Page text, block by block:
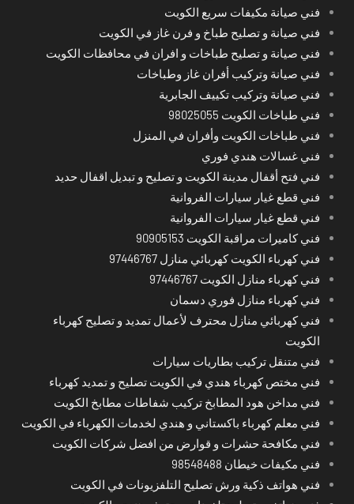
فني صيانة مكيفات سريع الكويت
فني صيانة و تصليح طباخ و فرن غاز في الكويت
فني صيانة و تصليح طباخات و افران في محافظات الكويت
فني صيانة وتركيب أفران غاز وطباخات
فني صيانة وتركيب تكييف الجابرية
فني طباخات الكويت 98025055
فني طباخات الكويت وأفران في المنزل
فني غسالات هندي فوري
فني فتح أقفال مدينة الكويت و تصليح و تبديل اقفال حديد
فني قطع غيار سيارات الفروانية
فني قطع غيار سيارات الفروانية
فني كاميرات مراقبة الكويت 90905153
فني كهرباء الكويت كهربائي منازل 97446767
فني كهرباء منازل الكويت 97446767
فني كهرباء منازل فوري دسمان
فني كهربائي منازل محترف لأعمال تمديد و تصليح كهرباء
الكويت
فني متنقل تركيب بطاريات سيارات
فني مختص كهرباء هندي في الكويت تصليح و تمديد كهرباء
فني مداخن هود المطابخ تركيب شفاطات مطابخ الكويت
فني معلم كهرباء باكستاني و هندي لخدمات الكهرباء في الكويت
فني مكافحة حشرات و قوارض من افضل شركات الكويت
فني مكيفات خيطان 98548488
فني هواتف ذكية ورش تصليح التلفزيونات في الكويت